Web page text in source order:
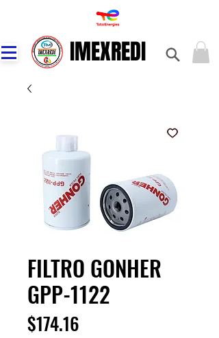
IMEXREDI
IMEXREDI
FILTRO GONHER
GPP-1122
$174.16